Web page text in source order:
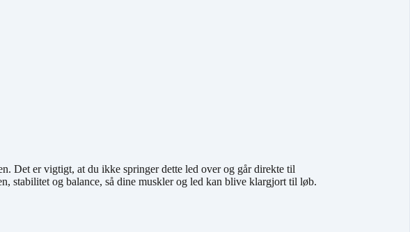
Det er vigtigt, at du ikke springer dette led over og går direkte til
stabilitet og balance, så dine muskler og led kan blive klargjort til løb.